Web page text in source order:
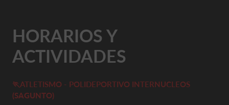
HORARIOS Y
ACTIVIDADES
🏃ATLETISMO - POLIDEPORTIVO INTERNUCLEOS
(SAGUNTO)